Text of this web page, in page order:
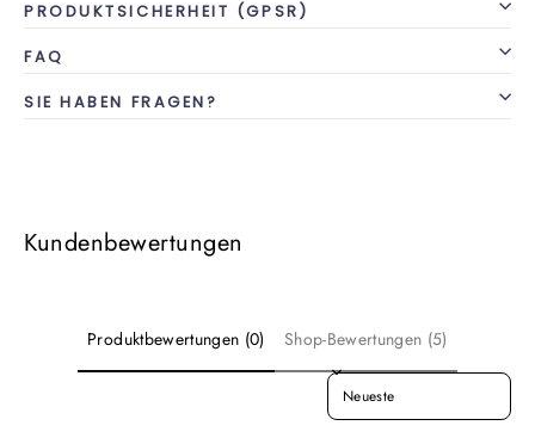
PRODUKTSICHERHEIT (GPSR)
FAQ
SIE HABEN FRAGEN?
Kundenbewertungen
Produktbewertungen (0) Shop-Bewertungen (5)
SORT REVIEWS BY